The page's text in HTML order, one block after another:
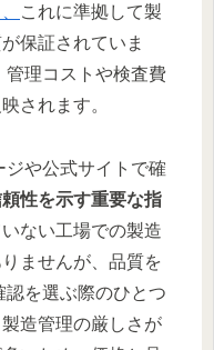
これに準拠して製
保証されていま
管理コストや検査費
されます。
や公式サイトで確
性を示す重要な指
ない工場での製造
ませんが、品質を
を選ぶ際のひとつ
造管理の厳しさが